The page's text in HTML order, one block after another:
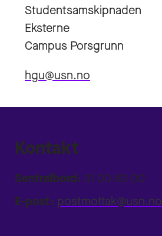
Studentsamskipnaden
Eksterne
Campus Porsgrunn
hgu@usn.no
Kontakt
Sentralbord: 31 00 80 00
E-post: postmottak@usn.no